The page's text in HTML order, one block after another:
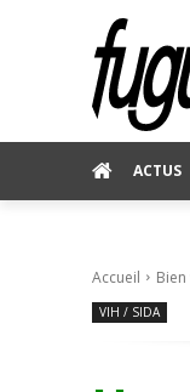
ACTUS
Accueil
VIH / SIDA